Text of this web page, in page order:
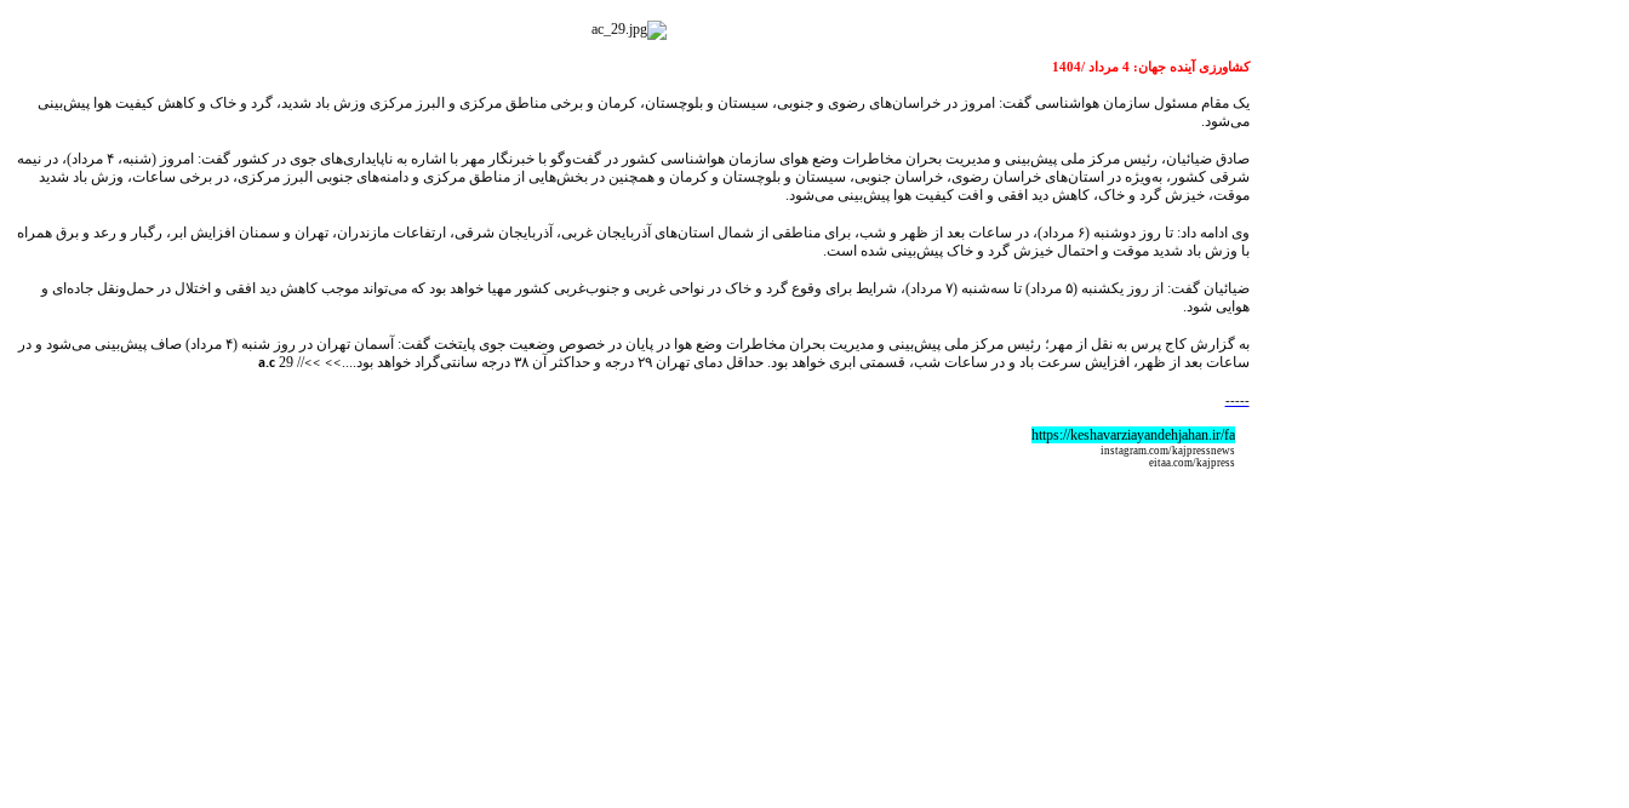
کشاورزی آینده جهان:4 مرداد /1404
یک مقام مسئول سازمان هواشناسی گفت: امروز در خراسان‌های رضوی و جنوبی، سیستان و بلوچستان، کرمان و برخی مناطق مرکزی و البرز مرکزی وزش باد شدید، گرد و خاک و کاهش کیفیت هوا پیش‌بینی
می‌شود.
صادق ضیائیان، رئیس مرکز ملی پیش‌بینی و مدیریت بحران مخاطرات وضع هوای سازمان هواشناسی کشور در گفت‌وگو با خبرنگار مهر با اشاره به ناپایداری‌های جوی در کشور گفت: امروز (شنبه، ۴ مرداد)، در نیمه
شرقی کشور، به‌ویژه در استان‌های خراسان رضوی، خراسان جنوبی، سیستان و بلوچستان و کرمان و همچنین در بخش‌هایی از مناطق مرکزی و دامنه‌های جنوبی البرز مرکزی، در برخی ساعات، وزش باد شدید
موقت، خیزش گرد و خاک، کاهش دید افقی و افت کیفیت هوا پیش‌بینی می‌شود.
وی ادامه داد: تا روز دوشنبه (۶ مرداد)، در ساعات بعد از ظهر و شب، برای مناطقی از شمال استان‌های آذربایجان غربی، آذربایجان شرقی، ارتفاعات مازندران، تهران و سمنان افزایش ابر، رگبار و رعد و برق همراه
با وزش باد شدید موقت و احتمال خیزش گرد و خاک پیش‌بینی شده است.
ضیائیان گفت: از روز یکشنبه (۵ مرداد) تا سه‌شنبه (۷ مرداد)، شرایط برای وقوع گرد و خاک در نواحی غربی و جنوب‌غربی کشور مهیا خواهد بود که می‌تواند موجب کاهش دید افقی و اختلال در حمل‌ونقل جاده‌ای و
هوایی شود.
به گزارش کاج پرس به نقل از مهر؛ رئیس مرکز ملی پیش‌بینی و مدیریت بحران مخاطرات وضع هوا در پایان در خصوص وضعیت جوی پایتخت گفت: آسمان تهران در روز شنبه (۴ مرداد) صاف پیش‌بینی می‌شود و در
ساعات بعد از ظهر، افزایش سرعت باد و در ساعات شب، قسمتی ابری خواهد بود. حداقل دمای تهران ۲۹ درجه و حداکثر آن ۳۸ درجه سانتی‌گراد خواهد بود....
>> >>
//
29
a.c
-----
https://keshavarziayandehjahan.ir/fa
instagram.com/kajpressnews
eitaa.com/kajpress